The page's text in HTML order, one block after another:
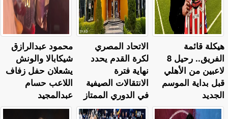
محمود عبدالرازق
شيكابالا والونش
يشعلان حفل زفاف
اللاعب حسام
عبدالمجيد
الاتحاد المصري
لكرة القدم يحدد
نهاية فترة
الانتقالات الصيفية
في الدوري الممتاز
هيكلة قائمة
الفريق.. رحيل 8
لاعبين من الأهلي
قبل بداية الموسم
الجديد